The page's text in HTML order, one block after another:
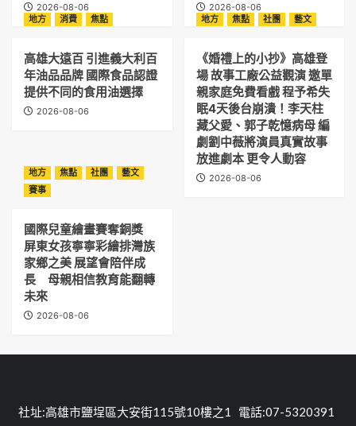
2026-08-06
2026-08-06
地方
消費 焦點
高雄大遠百 引進義大利百
年油品品牌 國際食品認證
提供不同的食用油選擇
2026-08-06
地方 焦點 社團 藝文
《婚禮上的小抄》高雄登
場 故事工廠公益觀演 邀單
親家庭免費看戲 程予希失
眠4天後台崩潰！李天柱
藏父愛、郭子乾憶病母 編
劇劉中薇將演員真實故事
放進劇本 更令人動容
2026-08-06
地方 焦點 社團
藝文
賽事
國際兒童繪畫賽奪銅獎
屏東女孩寧寧彩繪排灣族
家鄉之美 展望會陪伴成
長 母親相信教育能翻轉
未來
2026-08-06
社址:高雄市鹽埕區大安街115號10樓之1 電話:07-5320391